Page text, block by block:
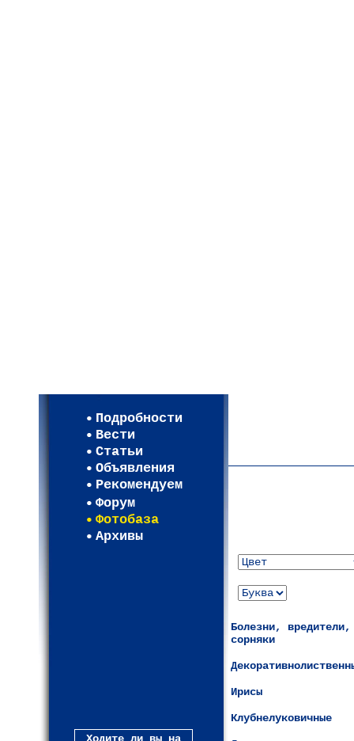
Подробности
Вести
Статьи
Объявления
Рекомендуем
Форум
Фотобаза
Архивы
Болезни, вредители,
сорняки
Ирисы
Клубнелуковичные